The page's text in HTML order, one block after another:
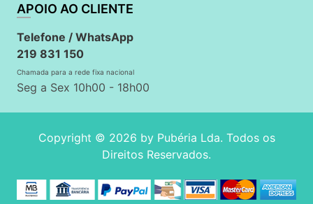
APOIO AO CLIENTE
Telefone / WhatsApp
219 831 150
Chamada para a rede fixa nacional
Seg a Sex 10h00 - 18h00
Copyright © 2026 by Pubéria Lda. Todos os
Direitos Reservados.